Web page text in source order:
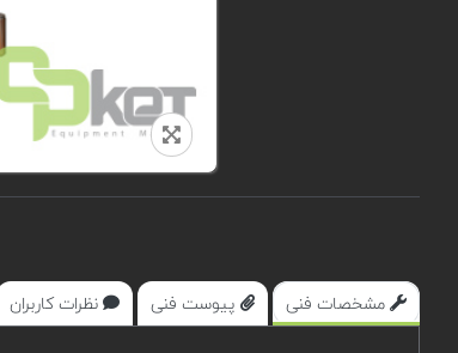
مشخصات فنی پیوست فنی نظرات کاربران